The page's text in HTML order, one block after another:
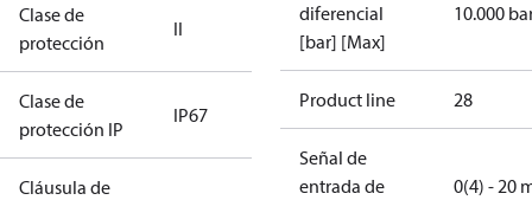
Clase de
protección
II
Clase de
protección IP
IP67
Cláusula de
diferencial
[bar] [Max]
10.000
Product line 28
Señal de
entrada de
0(4) - 20